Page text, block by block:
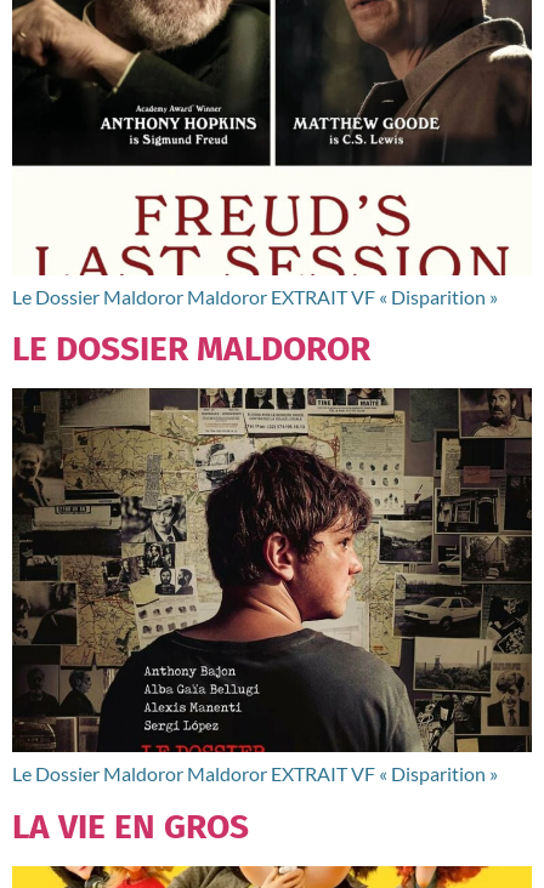
Le Dossier Maldoror Maldoror EXTRAIT VF « Disparition »
LE DOSSIER MALDOROR
Le Dossier Maldoror Maldoror EXTRAIT VF « Disparition »
LA VIE EN GROS